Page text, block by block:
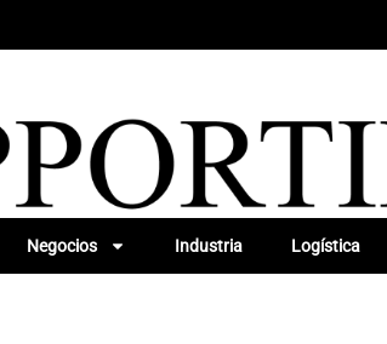
Negocios Industria Logística